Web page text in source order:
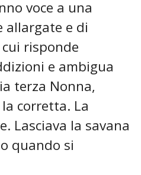
voce a una
allargate e di
risponde
e ambigua
terza Nonna,
corretta. La
Lasciava la savana
quando si